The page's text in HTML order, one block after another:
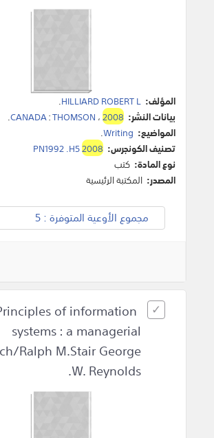
المؤلف: HILLIARD ROBERT L
.
بيانات النشر:
CANADA:THOMSON ،2008
.
المواضيع: Writing
.
تصنيف الكونجرس:
PN1992 .H52008
نوع المادة: كتب
المصدر: المكتبة الرئيسية
مجموع الأوعية المتوفرة : 5
of information
systems : a managerial
Ralph M.Stair George
W. Reynolds.